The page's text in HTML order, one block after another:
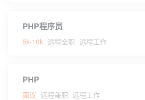
PHP程序员
5k-10k 远程全职 远程工作
PHP
面议 远程兼职 远程工作